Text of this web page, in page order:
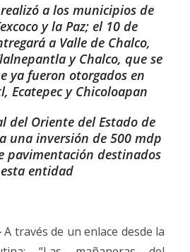
a los municipios de
y la Paz; el 10 de
a Valle de Chalco,
y Chalco, que se
ya fueron otorgados en
Ecatepec y Chicoloapan
del Oriente del Estado de
una inversión de 500 mdp
pavimentación destinados
entidad
A través de un enlace desde la